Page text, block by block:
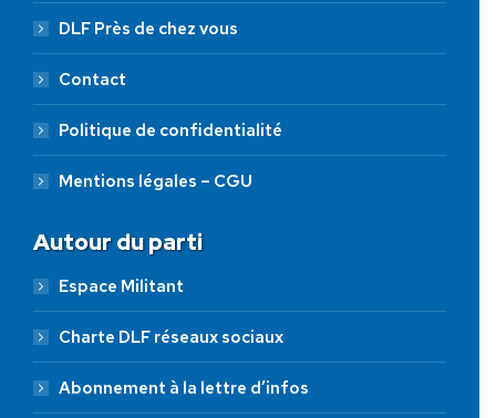
DLF Près de chez vous
Contact
Politique de confidentialité
Mentions légales – CGU
Autour du parti
Espace Militant
Charte DLF réseaux sociaux
Abonnement à la lettre d’infos